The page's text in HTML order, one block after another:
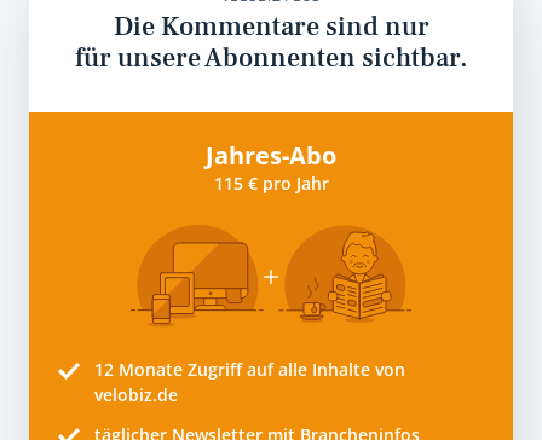
Die Kommentare sind nur
für unsere Abonnenten sichtbar.
Jahres-Abo
115 € pro Jahr
12 Monate Zugriff auf alle Inhalte von
velobiz.de
täglicher Newsletter mit Brancheninfos